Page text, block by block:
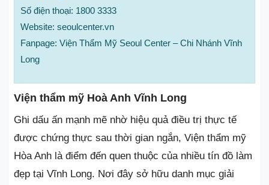
Số điện thoại: 1800 3333
Website: seoulcenter.vn
Fanpage: Viện Thẩm Mỹ Seoul Center – Chi Nhánh Vĩnh
Long
Viện thẩm mỹ Hoà Anh Vĩnh Long
Ghi dấu ấn mạnh mẽ nhờ hiệu quả điều trị thực tế
được chứng thực sau thời gian ngắn, Viện thẩm mỹ
Hòa Anh là điểm đến quen thuộc của nhiều tín đồ làm
đẹp tại Vĩnh Long. Nơi đây sở hữu danh mục giải